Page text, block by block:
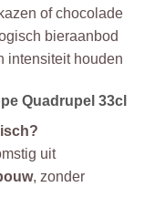
of chocolade
bieraanbod
intensiteit houden
Quadrupel 33cl
uit
, zonder